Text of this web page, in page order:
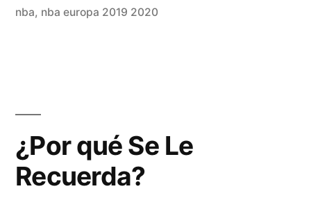
Que
Equipo
Que
nba, nba europa 2019 2020
¿Por qué Se Le
Recuerda?